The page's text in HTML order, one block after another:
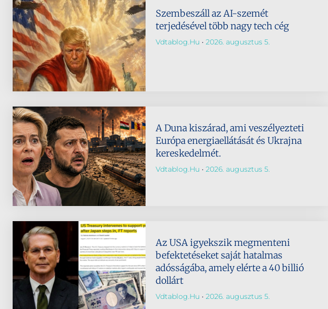
Szembeszáll az AI-szemét
terjedésével több nagy tech cég
Vdtablog.hu 2026. augusztus 5.
A Duna kiszárad, ami veszélyezteti
Európa energiaellátását és Ukrajna
kereskedelmét.
Vdtablog.hu 2026. augusztus 5.
Az USA igyekszik megmenteni
befektetéseket saját hatalmas
adósságába, amely elérte a 40 billió
dollárt
Vdtablog.hu 2026. augusztus 5.